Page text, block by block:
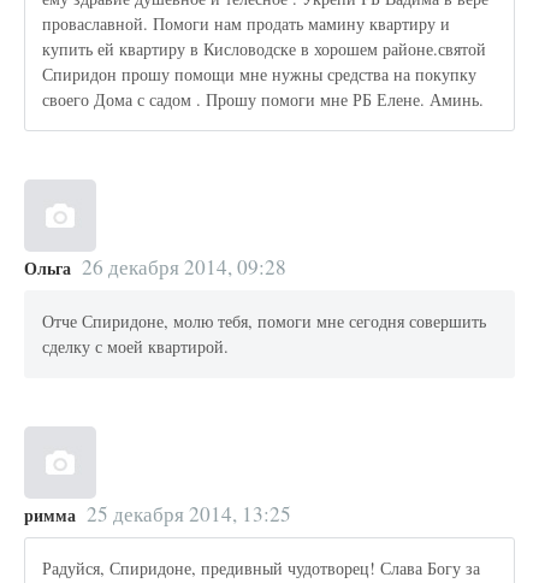
проваславной. Помоги нам продать мамину квартиру и
купить ей квартиру в Кисловодске в хорошем районе.святой
Спиридон прошу помощи мне нужны средства на покупку
своего Дома с садом . Прошу помоги мне РБ Елене. Аминь.
Ольга 26 декабря 2014, 09:28
Отче Спиридоне, молю тебя, помоги мне сегодня совершить
сделку с моей квартирой.
римма 25 декабря 2014, 13:25
Радуйся, Спиридоне, предивный чудотворец! Слава Богу за